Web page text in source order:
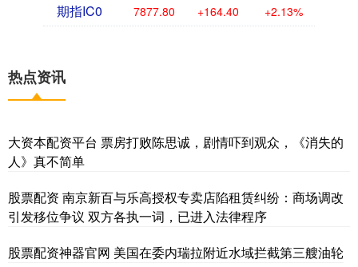
期指IC0 7877.80 +164.40 +2.13%
热点资讯
大资本配资平台 票房打败陈思诚，剧情吓到观众，《消失的
人》真不简单
股票配资 南京新百与乐高授权专卖店陷租赁纠纷：商场调改
引发移位争议 双方各执一词，已进入法律程序
股票配资神器官网 美国在委内瑞拉附近水域拦截第三艘油轮